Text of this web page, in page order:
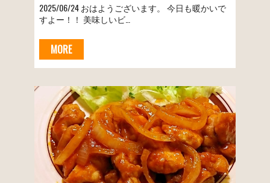
2025/06/24 おはようございます。 今日も暖かいで
すよー！！ 美味しいビ…
MORE